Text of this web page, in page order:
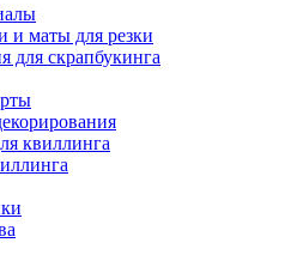
маты для резки
для скрапбукинга
квиллинга